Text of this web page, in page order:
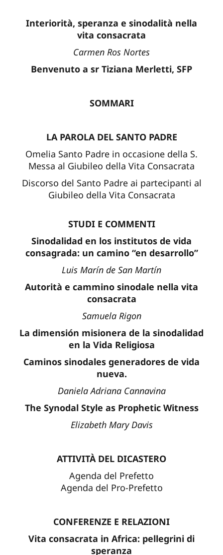
Interiorità, speranza e sinodalità nella
vita consacrata
Carmen Ros Nortes
Benvenuto a sr Tiziana Merletti, SFP
SOMMARI
LA PAROLA DEL SANTO PADRE
Omelia Santo Padre in occasione della S.
Messa al Giubileo della Vita Consacrata
Discorso del Santo Padre ai partecipanti al
Giubileo della Vita Consacrata
STUDI E COMMENTI
Sinodalidad en los institutos de vida
consagrada: un camino “en desarrollo”
Luis Marín de San Martín
Autorità e cammino sinodale nella vita
consacrata
Samuela Rigon
La dimensión misionera de la sinodalidad
en la Vida Religiosa
Caminos sinodales generadores de vida
nueva.
Daniela Adriana Cannavina
The Synodal Style as Prophetic Witness
Elizabeth Mary Davis
ATTIVITÀ DEL DICASTERO
Agenda del Prefetto
Agenda del Pro-Prefetto
CONFERENZE E RELAZIONI
Vita consacrata in Africa: pellegrini di
speranza